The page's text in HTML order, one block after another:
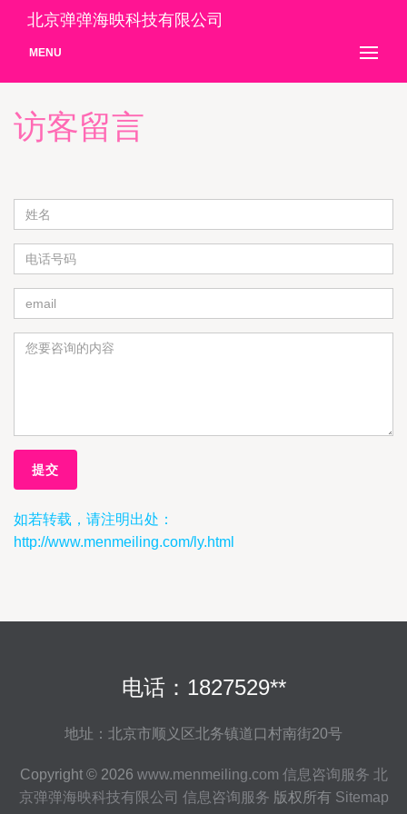
北京弹弹海映科技有限公司
MENU
访客留言
如若转载，请注明出处：
http://www.menmeiling.com/ly.html
电话：1827529**
地址：北京市顺义区北务镇道口村南街20号
Copyright © 2026 www.menmeiling.com 信息咨询服务 北
京弹弹海映科技有限公司 信息咨询服务 版权所有 Sitemap